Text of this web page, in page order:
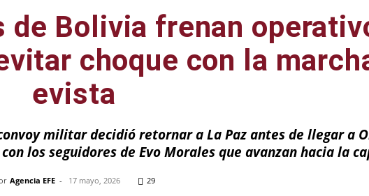
de Bolivia frenan
choque con la
evista
militar decidió retornar a La Paz antes de llegar a
los seguidores de Evo Morales que avanzan hacia la
Agencia EFE - 17 mayo, 2026 29